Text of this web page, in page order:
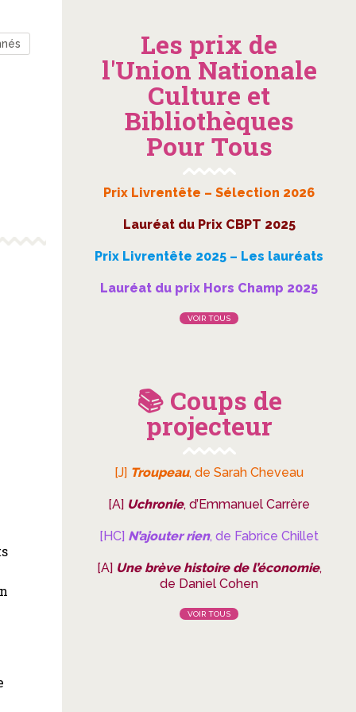
Les prix de
l'Union Nationale
Culture et
Bibliothèques
Pour Tous
Prix Livrentête – Sélection 2026
Lauréat du Prix CBPT 2025
Prix Livrentête 2025 – Les lauréats
Lauréat du prix Hors Champ 2025
VOIR TOUS
📚 Coups de
projecteur
[J] Troupeau, de Sarah Cheveau
[A] Uchronie, d’Emmanuel Carrère
[HC] N’ajouter rien, de Fabrice Chillet
[A] Une brève histoire de l’économie,
de Daniel Cohen
VOIR TOUS